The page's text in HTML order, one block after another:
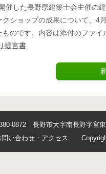
催した長野県建築士会主催の
ショップの成果について、
のです。内容は添付のファイ
提言書
0872 長野市大字南長野字宮
問い合わせ・アクセス